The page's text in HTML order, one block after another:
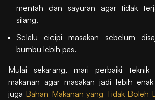
mentah dan sayuran agar tidak
silang.
Selalu cicipi masakan sebelum
bumbu lebih pas.
Mulai sekarang, mari perbaiki teknik
makanan agar masakan jadi lebih
juga Bahan Makanan yang Tidak Boleh